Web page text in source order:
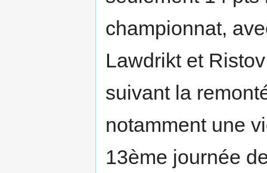
championnat,
Lawdrikt et
suivant la
notamment une
13ème journée